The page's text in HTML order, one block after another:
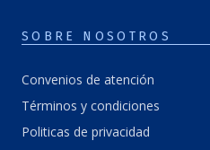
SOBRE NOSOTROS
Convenios de atención
Términos y condiciones
Politicas de privacidad